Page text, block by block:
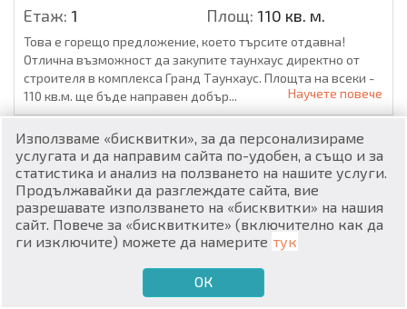
€
$
₽
₴
zł
UA
PL
BG
Етаж: 1 Площ: 110 кв. м.
Това е горещо предложение, което търсите отдавна!
Отлична възможност да закупите таунхаус директно от
строителя в комплекса Гранд Таунхаус. Площта на всеки -
110 кв.м. ще бъде направен добър...
Научете повече
Използваме «бисквитки», за да персонализираме
услугата и да направим сайта по-удобен, а също и за
статистика и анализ на ползването на нашите услуги.
Продължавайки да разглеждате сайта, вие
разрешавате използването на «бисквитки» на нашия
сайт. Повече за «бисквитките» (включително как да
ги изключите) можете да намерите тук
ОК